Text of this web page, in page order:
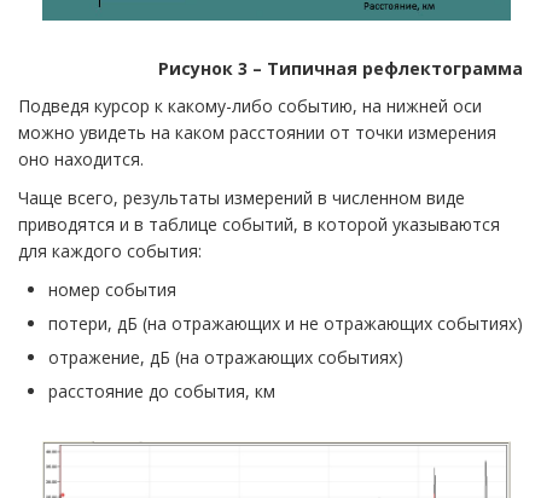
Рисунок 3 – Типичная рефлектограмма
Подведя курсор к какому-либо событию, на нижней оси
можно увидеть на каком расстоянии от точки измерения
оно находится.
Чаще всего, результаты измерений в численном виде
приводятся и в таблице событий, в которой указываются
для каждого события:
номер события
потери, дБ (на отражающих и не отражающих событиях)
отражение, дБ (на отражающих событиях)
расстояние до события, км